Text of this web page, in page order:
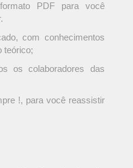
PDF para você
com conhecimentos
teórico;
os colaboradores das
!, para você reassistir